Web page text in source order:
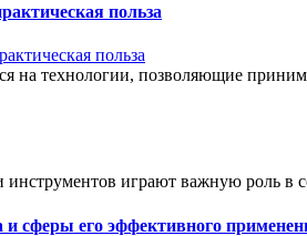
польза
на технологии, позволяющие
играют важную роль в
и сферы его эффективного